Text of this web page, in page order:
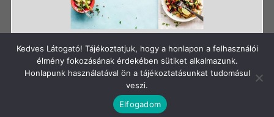
Szerzői jog: Szigetszentmiklósi Batthyány Kázmér
Gimnázium
Kedves Látogató! Tájékoztatjuk, hogy a honlapon a felhasználói
élmény fokozásának érdekében sütiket alkalmazunk.
Honlapunk használatával ön a tájékoztatásunkat tudomásul
veszi.
Elfogadom